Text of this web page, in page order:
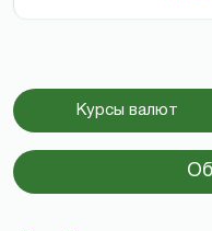
Курсы валют